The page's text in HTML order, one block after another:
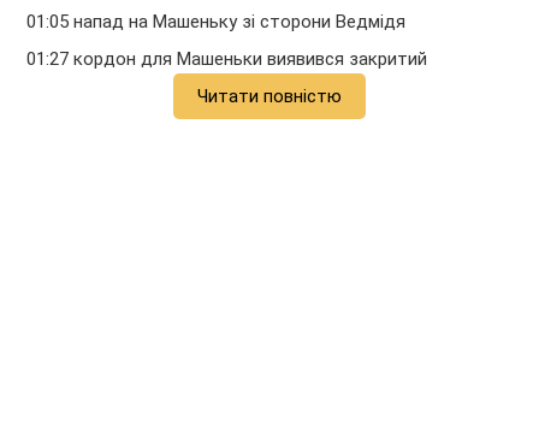
01:05 напад на Машеньку зі сторони Ведмідя
01:27 кордон для Машеньки виявився закритий
Читати повністю